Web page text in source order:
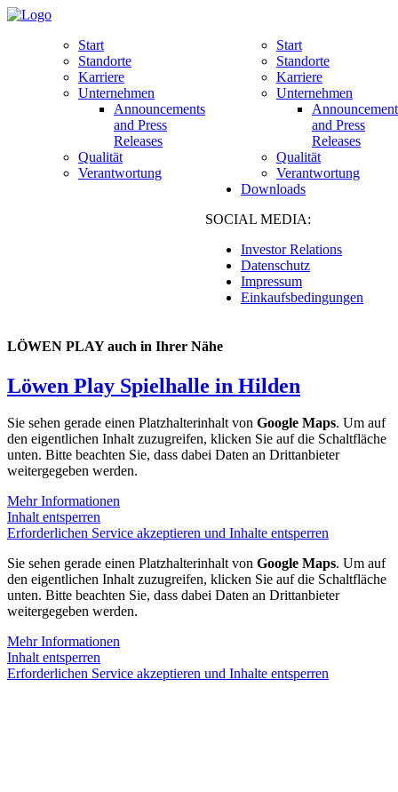
Start
Standorte
Karriere
Unternehmen
Announcements
and Press
Releases
Qualität
Verantwortung
Start
Standorte
Karriere
Unternehmen
and Press
Releases
Qualität
Verantwortung
Downloads
SOCIAL MEDIA:
Investor Relations
Datenschutz
Impressum
Einkaufsbedingungen
LÖWEN PLAY auch in Ihrer Nähe
Löwen Play Spielhalle in Hilden
Sie sehen gerade einen Platzhalterinhalt von Google Maps. Um auf
den eigentlichen Inhalt zuzugreifen, klicken Sie auf die Schaltfläche
unten. Bitte beachten Sie, dass dabei Daten an Drittanbieter
weitergegeben werden.
Mehr Informationen
Inhalt entsperren
Erforderlichen Service akzeptieren und Inhalte entsperren
Sie sehen gerade einen Platzhalterinhalt von Google Maps. Um auf
den eigentlichen Inhalt zuzugreifen, klicken Sie auf die Schaltfläche
unten. Bitte beachten Sie, dass dabei Daten an Drittanbieter
weitergegeben werden.
Mehr Informationen
Inhalt entsperren
Erforderlichen Service akzeptieren und Inhalte entsperren